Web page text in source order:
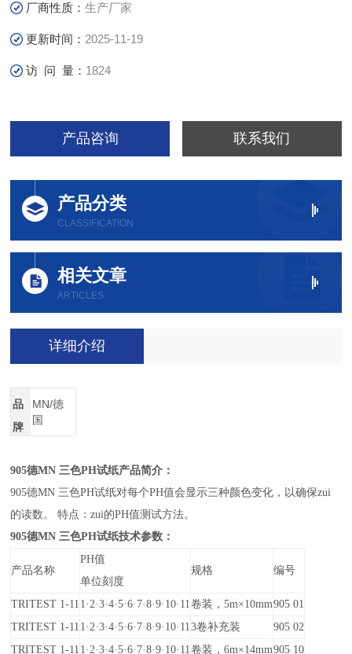
厂商性质：生产厂家
更新时间： 2025-11-19
访 问 量： 1824
产品咨询 联系我们
产品分类
CLASSIFICATION
相关文章
ARTICLES
详细介绍
品
牌
MN/德
国
905德MN 三色PH试纸产品简介：
905德MN 三色PH试纸对每个PH值会显示三种颜色变化，以确保zui
的读数。 特点：zui的PH值测试方法。
905德MN 三色PH试纸技术参数：
产品名称
PH值
单位刻度
规格 编号
TRITEST 1-11 1·2·3·4·5·6·7·8·9·10·11卷装，5m×10mm905 01
TRITEST 1-11 1·2·3·4·5·6·7·8·9·10·113卷补充装
905 02
TRITEST 1-11 1·2·3·4·5·6·7·8·9·10·11卷装，6m×14mm905 10